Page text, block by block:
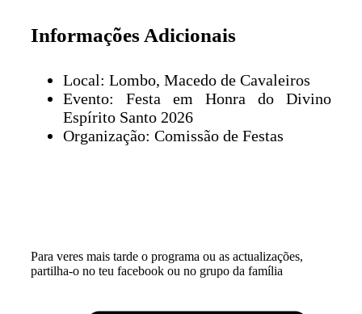
Informações Adicionais
Local: Lombo, Macedo de Cavaleiros
Evento: Festa em Honra do Divino
Espírito Santo 2026
Organização: Comissão de Festas
Para veres mais tarde o programa ou as actualizações,
partilha-o no teu facebook ou no grupo da família